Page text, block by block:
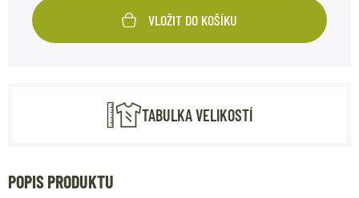
VLOŽIT DO KOŠÍKU
TABULKA VELIKOSTÍ
POPIS PRODUKTU